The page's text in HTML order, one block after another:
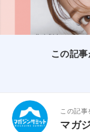
この記
この記事
マガ